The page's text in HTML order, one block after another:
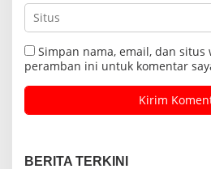
Simpan nama, email, dan situs
peramban ini untuk komentar
BERITA TERKINI